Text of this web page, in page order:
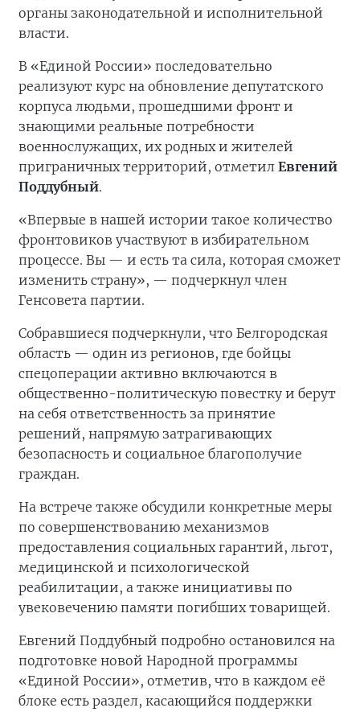
органы законодательной и исполнительной
власти.
В «Единой России» последовательно
реализуют курс на обновление депутатского
корпуса людьми, прошедшими фронт и
знающими реальные потребности
военнослужащих, их родных и жителей
приграничных территорий, отметил Евгений
Поддубный.
«Впервые в нашей истории такое количество
фронтовиков участвуют в избирательном
процессе. Вы — и есть та сила, которая сможет
изменить страну», — подчеркнул член
Генсовета партии.
Собравшиеся подчеркнули, что Белгородская
область — один из регионов, где бойцы
спецоперации активно включаются в
общественно-политическую повестку и берут
на себя ответственность за принятие
решений, напрямую затрагивающих
безопасность и социальное благополучие
граждан.
На встрече также обсудили конкретные меры
по совершенствованию механизмов
предоставления социальных гарантий, льгот,
медицинской и психологической
реабилитации, а также инициативы по
увековечению памяти погибших товарищей.
Евгений Поддубный подробно остановился на
подготовке новой Народной программы
«Единой России», отметив, что в каждом её
блоке есть раздел, касающийся поддержки